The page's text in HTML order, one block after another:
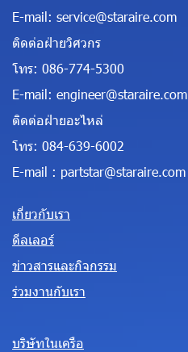
E-mail: service@staraire.com
ติดต่อฝ่ายวิศวกร
โทร: 086-774-5300
E-mail: engineer@staraire.com
ติดต่อฝ่ายอะไหล่
โทร: 084-639-6002
E-mail : partstar@staraire.com
เกี่ยวกับเรา
ดีลเลอร์
ข่าวสารและกิจกรรม
ร่วมงานกับเรา
บริษัทในเครือ